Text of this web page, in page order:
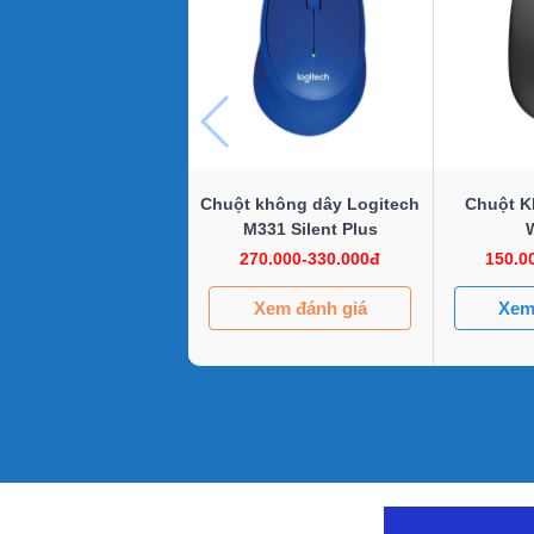
Chuột không dây Logitech
M331 Silent Plus
270.000-330.000đ
Xem đánh giá
Chuột